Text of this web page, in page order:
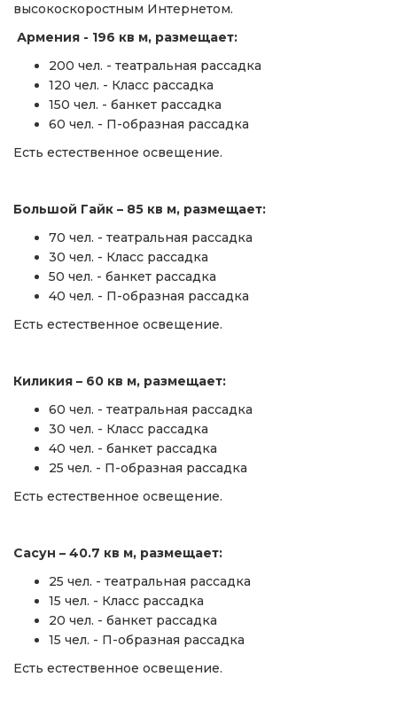
высокоскоростным Интернетом.
Армения - 196 кв м, размещает:
200 чел. - театральная рассадка
120 чел. - Класс рассадка
150 чел. - банкет рассадка
60 чел. - П-образная рассадка
Есть естественное освещение.
Большой Гайк – 85 кв м, размещает:
70 чел. - театральная рассадка
30 чел. - Класс рассадка
50 чел. - банкет рассадка
40 чел. - П-образная рассадка
Есть естественное освещение.
Киликия – 60 кв м, размещает:
60 чел. - театральная рассадка
30 чел. - Класс рассадка
40 чел. - банкет рассадка
25 чел. - П-образная рассадка
Есть естественное освещение.
Сасун – 40.7 кв м, размещает:
25 чел. - театральная рассадка
15 чел. - Класс рассадка
20 чел. - банкет рассадка
15 чел. - П-образная рассадка
Есть естественное освещение.